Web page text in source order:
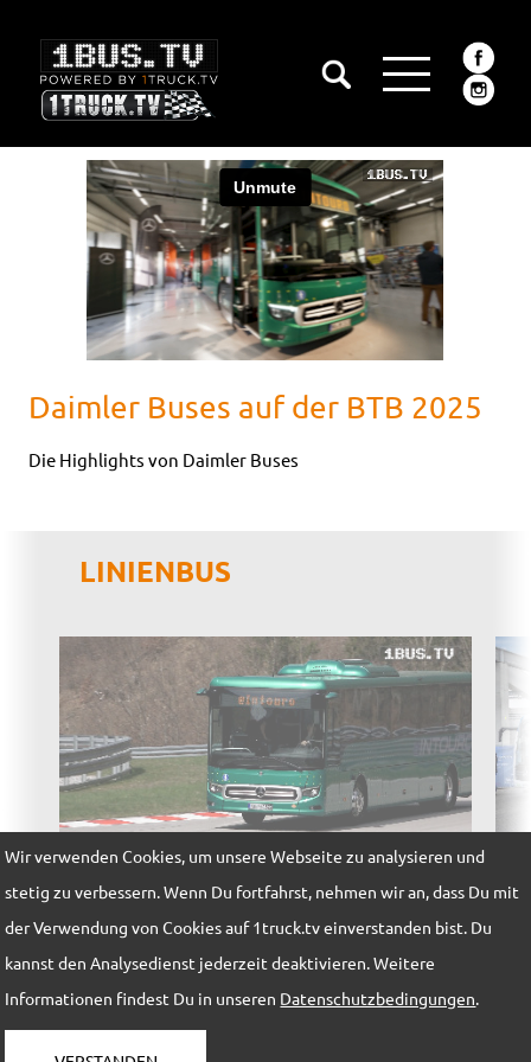
Wir verwenden Cookies, um unsere Webseite zu analysieren und
stetig zu verbessern. Wenn Du fortfahrst, nehmen wir an, dass Du mit
der Verwendung von Cookies auf 1truck.tv einverstanden bist. Du
kannst den Analysedienst jederzeit deaktivieren. Weitere
Informationen findest Du in unseren Datenschutzbedingungen
Daimler Buses auf der BTB 2025
Die Highlights von Daimler Buses
LINIENBUS
Elektrisch übers Land mit dem eIntouro
DATENSCHUTZ
IMPRESSUM